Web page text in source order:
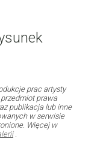
prac artysty
prawa
publikacja lub inne
w serwisie
Więcej w
.